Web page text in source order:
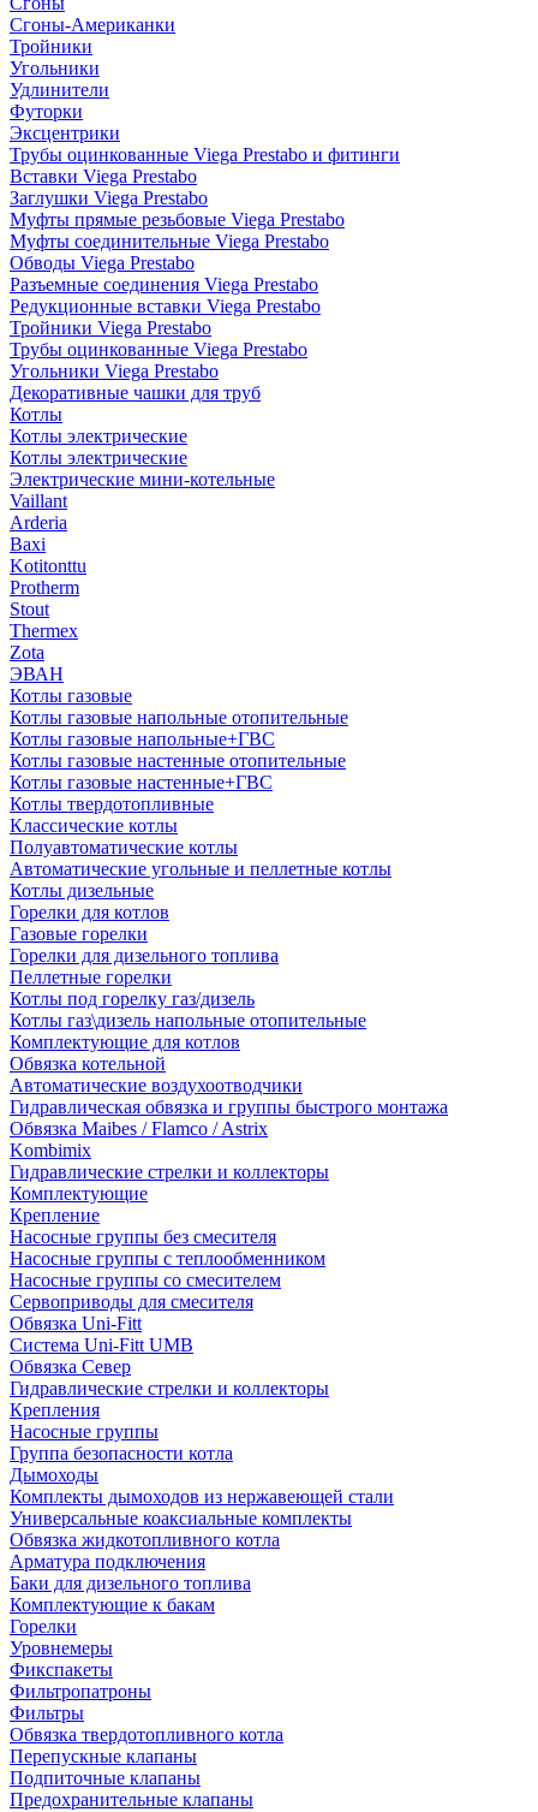
Сгоны-Американки
Тройники
Угольники
Удлинители
Футорки
Эксцентрики
Трубы оцинкованные Viega Prestabo и фитинги
Вставки Viega Prestabo
Заглушки Viega Prestabo
Муфты прямые резьбовые Viega Prestabo
Муфты соединительные Viega Prestabo
Обводы Viega Prestabo
Разъемные соединения Viega Prestabo
Редукционные вставки Viega Prestabo
Тройники Viega Prestabo
Трубы оцинкованные Viega Prestabo
Угольники Viega Prestabo
Декоративные чашки для труб
Котлы
Котлы электрические
Котлы электрические
Электрические мини-котельные
Vaillant
Arderia
Baxi
Kotitonttu
Protherm
Stout
Thermex
Zota
ЭВАН
Котлы газовые
Котлы газовые напольные отопительные
Котлы газовые напольные+ГВС
Котлы газовые настенные отопительные
Котлы газовые настенные+ГВС
Котлы твердотопливные
Классические котлы
Полуавтоматические котлы
Автоматические угольные и пеллетные котлы
Котлы дизельные
Горелки для котлов
Газовые горелки
Горелки для дизельного топлива
Пеллетные горелки
Котлы под горелку газ/дизель
Котлы газ\дизель напольные отопительные
Комплектующие для котлов
Обвязка котельной
Автоматические воздухоотводчики
Гидравлическая обвязка и группы быстрого монтажа
Обвязка Maibes / Flamco / Astrix
Kombimix
Гидравлические стрелки и коллекторы
Комплектующие
Крепление
Насосные группы без смесителя
Насосные группы с теплообменником
Насосные группы со смесителем
Сервоприводы для смесителя
Обвязка Uni-Fitt
Система Uni-Fitt UMB
Обвязка Север
Гидравлические стрелки и коллекторы
Крепления
Насосные группы
Группа безопасности котла
Дымоходы
Комплекты дымоходов из нержавеющей стали
Универсальные коаксиальные комплекты
Обвязка жидкотопливного котла
Арматура подключения
Баки для дизельного топлива
Комплектующие к бакам
Горелки
Уровнемеры
Фикспакеты
Фильтропатроны
Фильтры
Обвязка твердотопливного котла
Перепускные клапаны
Подпиточные клапаны
Предохранительные клапаны